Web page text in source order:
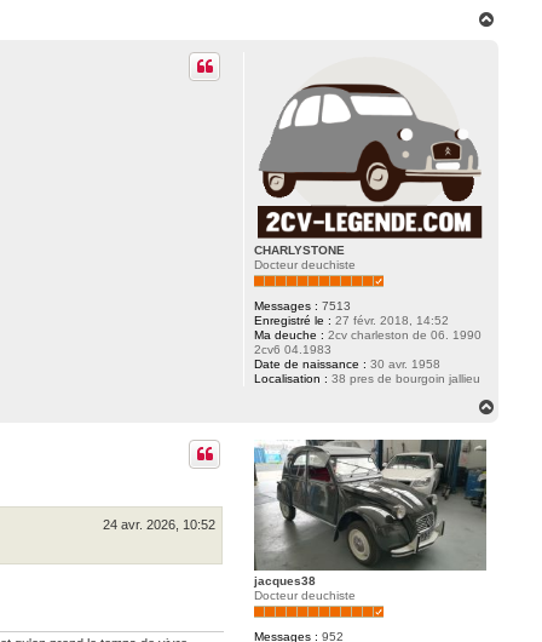
CHARLYSTONE
Docteur deuchiste
Messages : 7513
Enregistré le : 27 févr. 2018, 14:52
Ma deuche : 2cv charleston de 06. 1990
2cv6 04.1983
Date de naissance : 30 avr. 1958
Localisation : 38 pres de bourgoin jallieu
jacques38
Docteur deuchiste
Messages : 952
24 avr. 2026, 10:52